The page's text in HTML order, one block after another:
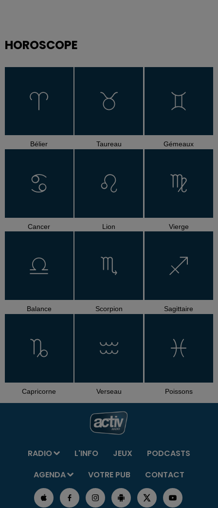
HOROSCOPE
Bélier Taureau Gémeaux
Cancer Lion Vierge
Balance Scorpion Sagittaire
Capricorne Verseau Poissons
RADIO L'INFO JEUX
PODCASTS
AGENDA
VOTRE PUB CONTACT